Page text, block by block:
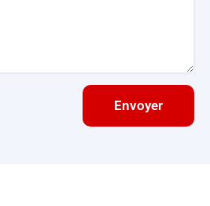
Envoyer